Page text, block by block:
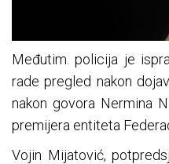
Međutim. policija je
rade pregled nakon
nakon govora Nermina
premijera entiteta
Vojin Mijatović,